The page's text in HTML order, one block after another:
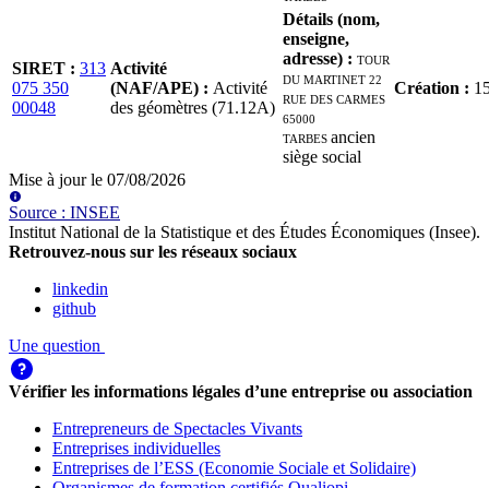
SIRET : 313
075 350
00048
Activité
(NAF/APE) : Activité
des géomètres (71.12A)
Détails (nom,
enseigne,
adresse) : TOUR
DU MARTINET 22
RUE DES CARMES
65000
TARBESancien
siège social
Création :
Mise à jour le 07/08/2026
Source : INSEE
Institut National de la Statistique et des Études Économiques (Insee).
Retrouvez-nous sur les réseaux sociaux
linkedin
github
Une question
Vérifier les informations légales d’une entreprise ou association
Entrepreneurs de Spectacles Vivants
Entreprises individuelles
Entreprises de l’ESS (Economie Sociale et Solidaire)